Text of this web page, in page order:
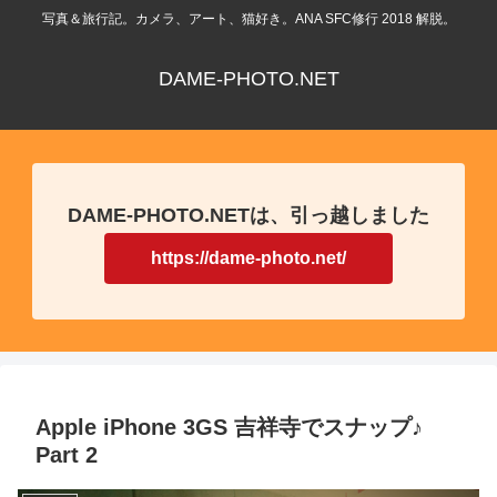
写真＆旅行記。カメラ、アート、猫好き。ANA SFC修行 2018 解脱。
DAME-PHOTO.NET
DAME-PHOTO.NETは、引っ越しました
https://dame-photo.net/
Apple iPhone 3GS 吉祥寺でスナップ♪
Part 2